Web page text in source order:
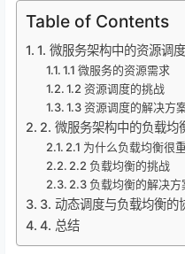
Table of Contents
1. 微服务架构中的资源调度
1.1 微服务的资源需求
1.2 资源调度的挑战
1.3 资源调度的解决方
2. 微服务架构中的负载均
2.1 为什么负载均衡很重
2.2 负载均衡的挑战
2.3 负载均衡的解决方
3. 动态调度与负载均衡的
4. 总结